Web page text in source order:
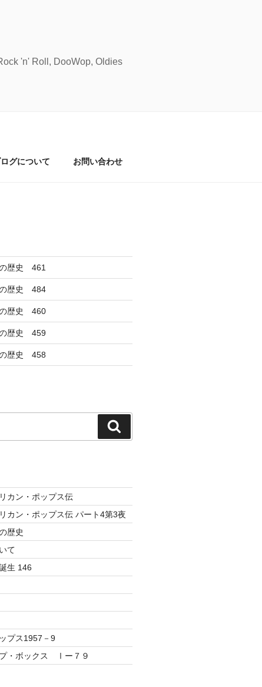
'n' Roll, DooWop, Oldies
グについて お問い合わせ
歴史 461
の歴史 484
の歴史 460
の歴史 459
の歴史 458
索
カン・ポップス伝
カン・ポップス伝 パート4第3夜
歴史
て
生 146
プス1957－9
・ボックス Ⅰー７９